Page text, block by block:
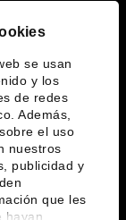
se usan
y los
de redes
Además,
el uso
nuestros
publicidad y
que les
hayan